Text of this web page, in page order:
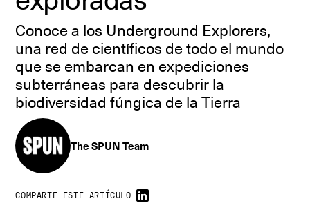
Conoce a los Underground Explorers,
una red de científicos de todo el mundo
que se embarcan en expediciones
subterráneas para descubrir la
biodiversidad fúngica de la Tierra
The SPUN Team
COMPARTE ESTE ARTÍCULO